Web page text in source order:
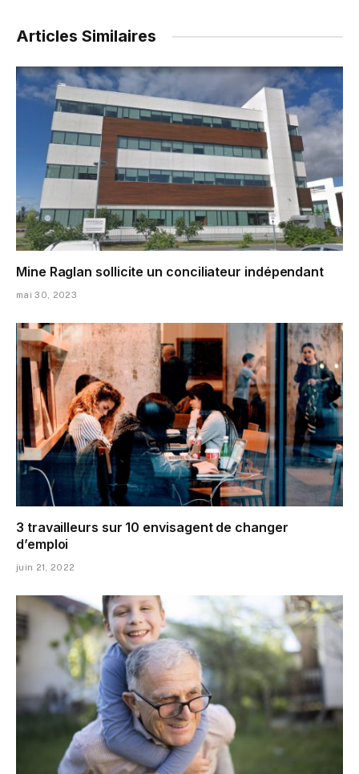
Articles Similaires
Mine Raglan sollicite un conciliateur indépendant
mai 30, 2023
3 travailleurs sur 10 envisagent de changer
d’emploi
juin 21, 2022